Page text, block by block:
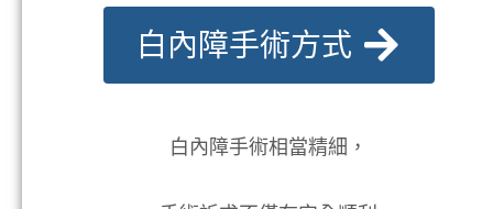
2. 延焦
3. 多焦/三焦
進一步處理與詳細說
明